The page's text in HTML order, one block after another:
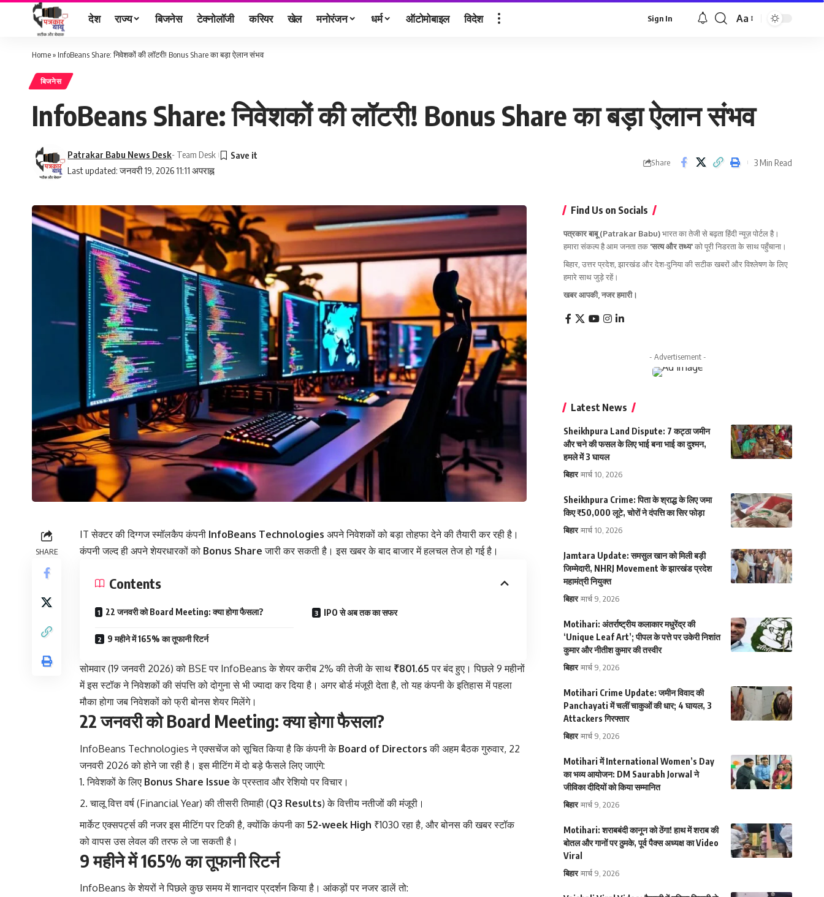
देश राज्य बिजनेस टेक्नोलॉजी करियर खेल मनोरंजन धर्म ऑटोमोबाइल विदेश Sign In
Font
Aa
Home» InfoBeans Share: निवेशकों की लॉटरी! Bonus Share का बड़ा ऐलान संभव
बिजनेस
InfoBeans Share: निवेशकों की लॉटरी! Bonus Share का बड़ा ऐलान संभव
Last updated: जनवरी 19, 2026 11:11 अपराह्न
Patrakar Babu News Desk- Team Desk
Share 3 Min Read
SHARE
IT सेक्टर की दिग्गज स्मॉलकैप कंपनी InfoBeans Technologies अपने निवेशकों को बड़ा तोहफा देने की तैयारी कर रही है।
कंपनी जल्द ही अपने शेयरधारकों को Bonus Share जारी कर सकती है। इस खबर के बाद बाजार में हलचल तेज हो गई है।
Contents
22 जनवरी को Board Meeting: क्या होगा फैसला?
9 महीने में 165% का तूफानी रिटर्न
IPO से अब तक का सफर
सोमवार (19 जनवरी 2026) को BSE पर InfoBeans के शेयर करीब 2% की तेजी के साथ ₹801.65 पर बंद हुए। पिछले 9 महीनों
में इस स्टॉक ने निवेशकों की संपत्ति को दोगुना से भी ज्यादा कर दिया है। अगर बोर्ड मंजूरी देता है, तो यह कंपनी के इतिहास में पहला
मौका होगा जब निवेशकों को फ्री बोनस शेयर मिलेंगे।
22 जनवरी को Board Meeting: क्या होगा फैसला?
InfoBeans Technologies ने एक्सचेंज को सूचित किया है कि कंपनी के Board of Directors की अहम बैठक गुरुवार, 22
जनवरी 2026 को होने जा रही है। इस मीटिंग में दो बड़े फैसले लिए जाएंगे:
निवेशकों के लिए Bonus Share Issue के प्रस्ताव और रेशियो पर विचार।
चालू वित्त वर्ष (Financial Year) की तीसरी तिमाही (Q3 Results) के वित्तीय नतीजों की मंजूरी।
मार्केट एक्सपर्ट्स की नजर इस मीटिंग पर टिकी है, क्योंकि कंपनी का 52-week High ₹1030 रहा है, और बोनस की खबर स्टॉक
को वापस उस लेवल की तरफ ले जा सकती है।
9 महीने में 165% का तूफानी रिटर्न
InfoBeans के शेयरों ने पिछले कुछ समय में शानदार प्रदर्शन किया है। आंकड़ों पर नजर डालें तो:
Find Us on Socials
पत्रकार बाबू (Patrakar Babu)भारत का तेजी से बढ़ता हिंदी न्यूज़ पोर्टल है।
हमारा संकल्प है आम जनता तक 'सत्य और तथ्य'को पूरी निडरता के साथ पहुँचाना।
बिहार, उत्तर प्रदेश, झारखंड और देश-दुनिया की सटीक खबरों और विश्लेषण के लिए
हमारे साथ जुड़े रहें।
खबर आपकी, नजर हमारी।
- Advertisement -
Latest News
Sheikhpura Land Dispute: 7 कट्ठा जमीन
और चने की फसल के लिए भाई बना भाई का दुश्मन,
हमले में 3 घायल
बिहार मार्च 10, 2026
Sheikhpura Crime: पिता के श्राद्ध के लिए जमा
किए ₹50,000 लूटे, चोरों ने दंपत्ति का सिर फोड़ा
बिहार मार्च 10, 2026
Jamtara Update: समसुल खान को मिली बड़ी
जिम्मेदारी, NHRJ Movement के झारखंड प्रदेश
महामंत्री नियुक्त
बिहार मार्च 9, 2026
Motihari: अंतर्राष्ट्रीय कलाकार मधुरेंद्र की
‘Unique Leaf Art’; पीपल के पत्ते पर उकेरी निशांत
कुमार और नीतीश कुमार की तस्वीर
बिहार मार्च 9, 2026
Motihari Crime Update: जमीन विवाद की
Panchayati में चलीं चाकुओं की धार; 4 घायल, 3
Attackers गिरफ्तार
बिहार मार्च 9, 2026
Motihari में International Women’s Day
का भव्य आयोजन: DM Saurabh Jorwal ने
जीविका दीदियों को किया सम्मानित
बिहार मार्च 9, 2026
Motihari: शराबबंदी कानून को ठेंगा! हाथ में शराब की
बोतल और गानों पर ठुमके, पूर्व पैक्स अध्यक्ष का Video
Viral
बिहार मार्च 9, 2026